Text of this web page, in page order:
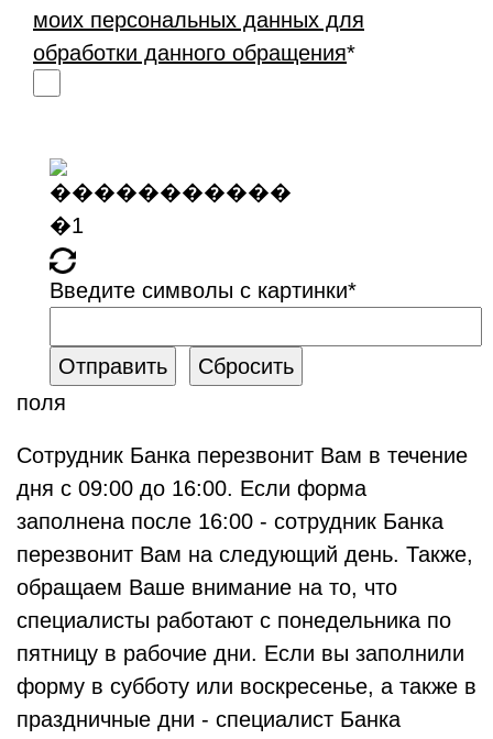
моих персональных данных для
обработки данного обращения*
Введите символы с картинки*
поля
Сотрудник Банка перезвонит Вам в течение
дня с 09:00 до 16:00. Если форма
заполнена после 16:00 - сотрудник Банка
перезвонит Вам на следующий день. Также,
обращаем Ваше внимание на то, что
специалисты работают с понедельника по
пятницу в рабочие дни. Если вы заполнили
форму в субботу или воскресенье, а также в
праздничные дни - специалист Банка